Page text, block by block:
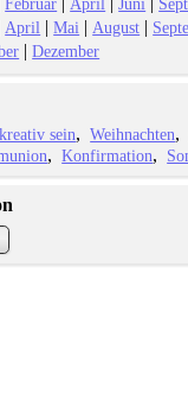
April |Mai | August |
|Dezember
sein Weihnachten
Konfirmation